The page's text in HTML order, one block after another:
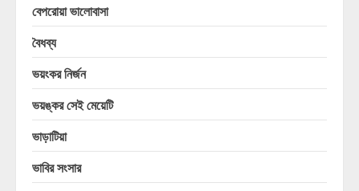
বেপরোয়া ভালোবাসা
বৈধব্য
ভয়ংকর নির্জন
ভয়ঙ্কর সেই মেয়েটি
ভাড়াটিয়া
ভাবির সংসার